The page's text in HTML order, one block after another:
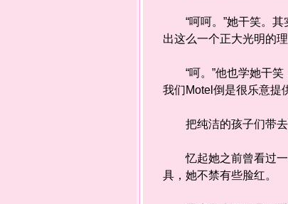
“呵呵。”她干笑。其
出这么一个正大光明的
“呵。”他也学她干笑
我们Motel倒是很乐意提
把纯洁的孩子们带去
忆起她之前曾看过一
具，她不禁有些脸红。